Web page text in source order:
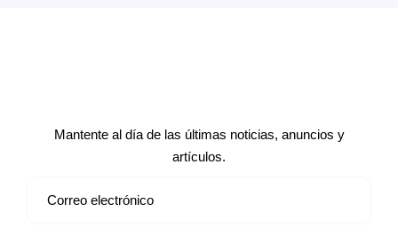
Mantente al día de las últimas noticias, anuncios y
artículos.